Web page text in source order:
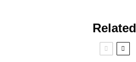
Related